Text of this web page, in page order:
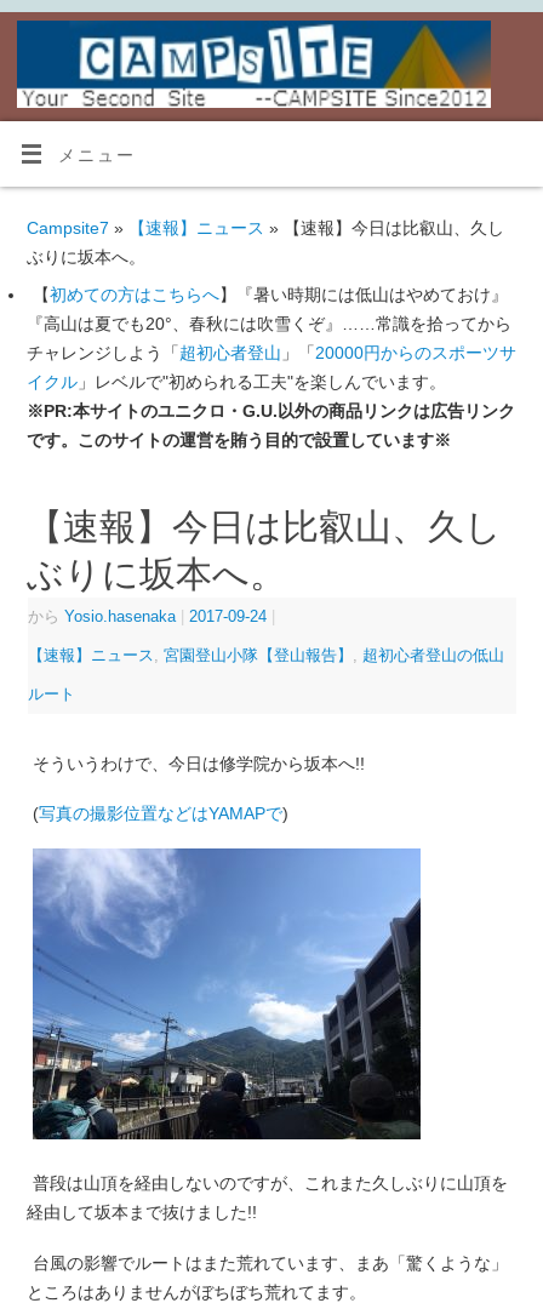
メニュー
Campsite7 » 【速報】ニュース » 【速報】今日は比叡山、久し
ぶりに坂本へ。
【初めての方はこちらへ】『暑い時期には低山はやめておけ』
『高山は夏でも20°、春秋には吹雪くぞ』……常識を拾ってから
チャレンジしよう「超初心者登山 」「20000円からのスポーツサ
イクル」レベルで"初められる工夫"を楽しんでいます。
※PR:本サイトのユニクロ・G.U.以外の商品リンクは広告リンク
です。このサイトの運営を賄う目的で設置しています※
【速報】今日は比叡山、久し
ぶりに坂本へ。
から Yosio.hasenaka 2017-09-24
【速報】ニュース 宮園登山小隊【登山報告】 超初心者登山の低山
ルート
そういうわけで、今日は修学院から坂本へ!!
(写真の撮影位置などはYAMAPで)
普段は山頂を経由しないのですが、これまた久しぶりに山頂を
経由して坂本まで抜けました!!
台風の影響でルートはまた荒れています、まあ「驚くような」
ところはありませんがぼちぼち荒れてます。